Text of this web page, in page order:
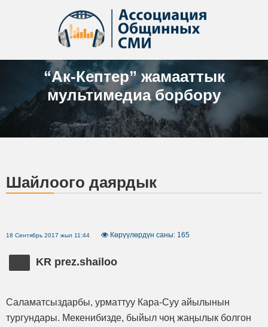
“Ак-Кептер” жамааттык
мультимедиа борбору
Шайлоого даярдык
18 Сентябрь 2017 жыл 11:44 Көрүүлөрдүн саны: 165
KR prez.shailoo
Саламатсыздарбы, урматтуу Кара-Суу айылынын
тургундары. Мекенибизде, быйыл чоң жаңылык болгон